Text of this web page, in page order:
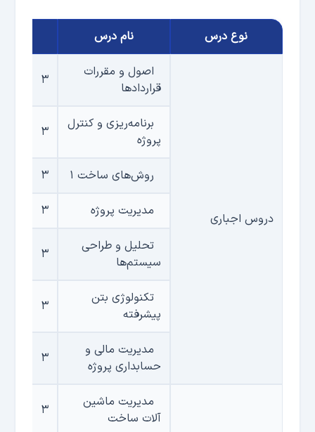
نوع درس نام درس
دروس اجباری
اصول و مقررات
قراردادها
۳
برنامه‌ریزی و کنترل
پروژه
۳
روش‌های ساخت ۱ ۳
مدیریت پروژه ۳
تحلیل و طراحی
سیستم‌ها
۳
تکنولوژی بتن
پیشرفته
۳
مدیریت مالی و
حسابداری پروژه
۳
مدیریت ماشین
آلات ساخت
۳